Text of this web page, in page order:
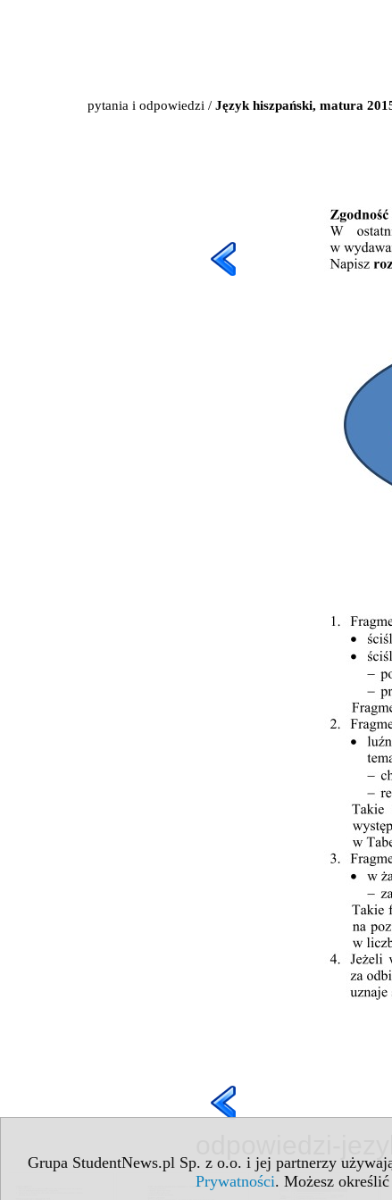
Grupa StudentNews.pl Sp. z o.o. i jej partnerzy
Prywatności. Możesz
pytania i odpowiedzi / Język hiszpański, matura